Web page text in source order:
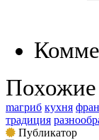
mагриб кухня
традиция
Публикатор